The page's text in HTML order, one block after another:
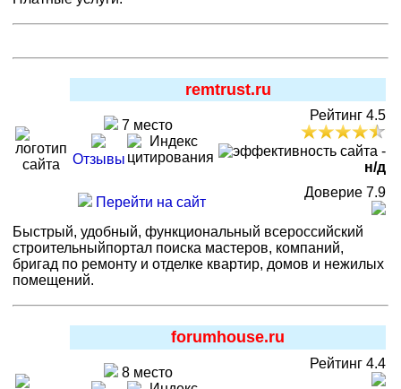
remtrust.ru
7 место
Отзывы
Рейтинг 4.5
-
н/д
Перейти на сайт
Доверие 7.9
Быстрый, удобный, функциональный всероссийский
строительныйпортал поиска мастеров, компаний,
бригад по ремонту и отделке квартир, домов и нежилых
помещений.
forumhouse.ru
8 место
Рейтинг 4.4